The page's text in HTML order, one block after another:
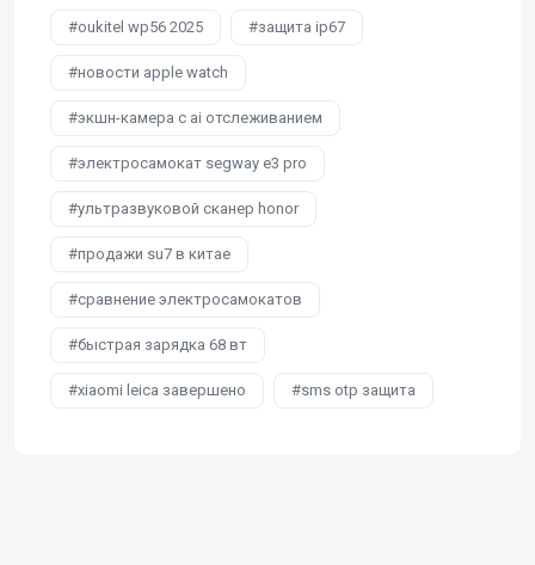
oukitel wp56 2025 защита ip67
новости apple watch
экшн-камера с ai отслеживанием
электросамокат segway e3 pro
ультразвуковой сканер honor
продажи su7 в китае
сравнение электросамокатов
быстрая зарядка 68 вт
xiaomi leica завершено sms otp защита